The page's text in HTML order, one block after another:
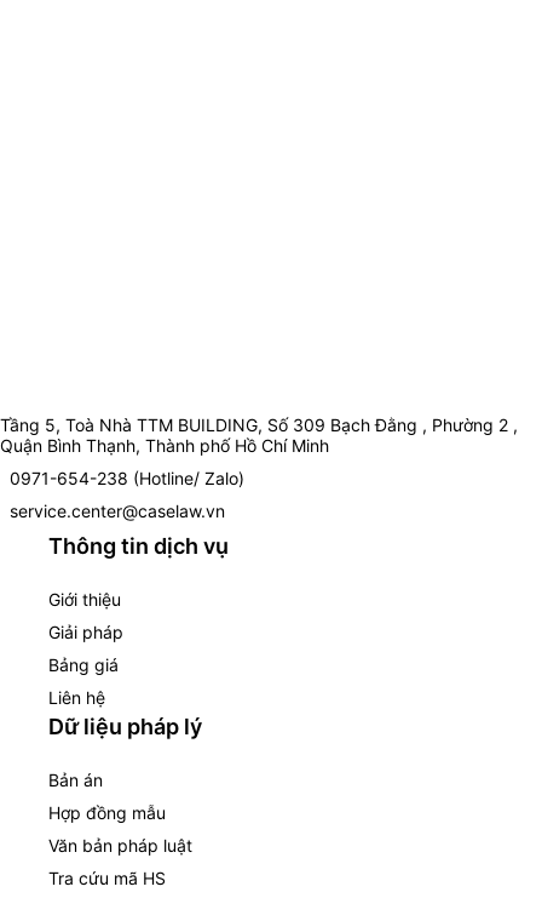
Tầng 5, Toà Nhà TTM BUILDING, Số 309 Bạch Đằng , Phường 2 ,
Quận Bình Thạnh, Thành phố Hồ Chí Minh
0971-654-238 (Hotline/ Zalo)
service.center@caselaw.vn
Thông tin dịch vụ
Giới thiệu
Giải pháp
Bảng giá
Liên hệ
Dữ liệu pháp lý
Bản án
Hợp đồng mẫu
Văn bản pháp luật
Tra cứu mã HS